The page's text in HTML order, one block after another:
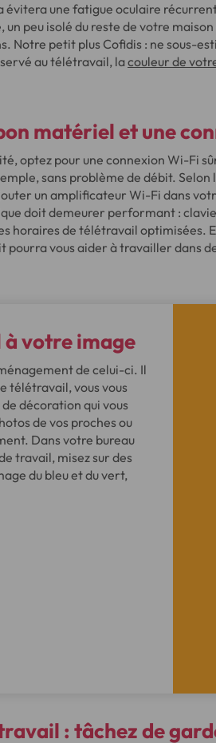
une fatigue oculaire
peu isolé du reste de votre
Notre petit plus Cofidis : ne sous-
au télétravail, lacouleur de
matériel et une
optez pour une connexion Wi-Fi
sans problème de débit.
un amplificateur Wi-Fi dans
doit demeurer performant :
horaires de télétravail optimisées.
pourra vous aider à travailler dans
à votre image
de celui-ci. Il
télétravail, vous vous
décoration qui vous
de vos proches ou
Dans votre bureau
travail, misez sur des
du bleu et du vert,
: tâchez de